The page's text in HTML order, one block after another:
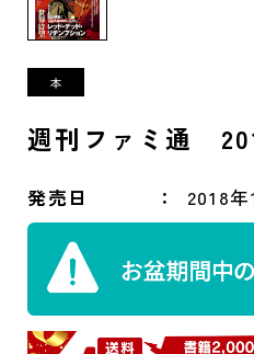
週刊ファミ通
発売日 2018年